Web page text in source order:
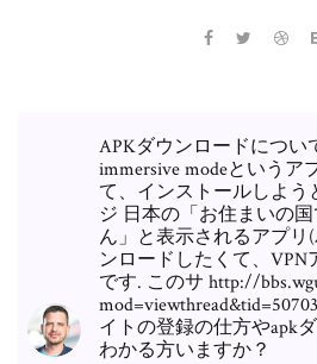
APKダウンロードについ
immersive modeというア
て、インストールしよう
ジ 日本の「お住まいの
ん」と表示されるアプリ
ンロードしたくて、
です. このサ http://
イトの登録の仕方やapk
わかる方いますか？